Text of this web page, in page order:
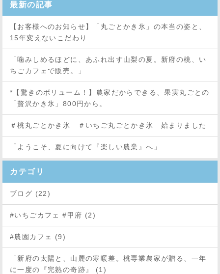
最新の記事
【お客様へのお知らせ】「丸ごとかき氷」の本当の姿と、
15年変えないこだわり
「噛みしめるほどに、あふれ出す山梨の夏。新府の桃、い
ちごカフェで販売。」
*【驚きのボリューム！】農家だからできる、果実丸ごとの
「贅沢かき氷」800円から。
＃桃丸ごとかき氷 ＃いちご丸ごとかき氷 始まりました
「ようこそ、夏に向けて『楽しい農業』へ」
カテゴリ
ブログ (22)
#いちごカフェ #甲府 (2)
#農園カフェ (9)
「新府の太陽と、山麓の寒暖差。桃専業農家が贈る、一年
に一度の『完熟の奇跡』 (1)